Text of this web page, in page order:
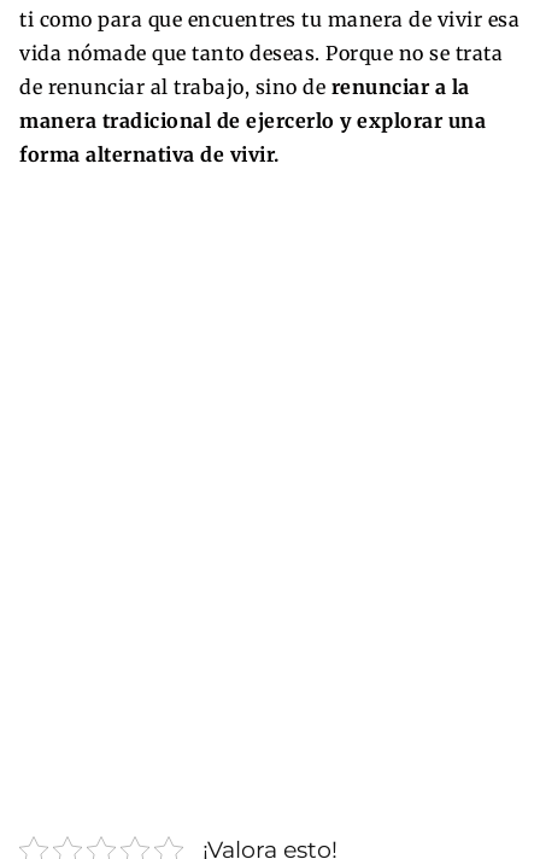
ti como para que encuentres tu manera de vivir esa
vida nómade que tanto deseas. Porque no se trata
de renunciar al trabajo, sino de renunciar a la
manera tradicional de ejercerlo y explorar una
forma alternativa de vivir.
¡Valora esto!